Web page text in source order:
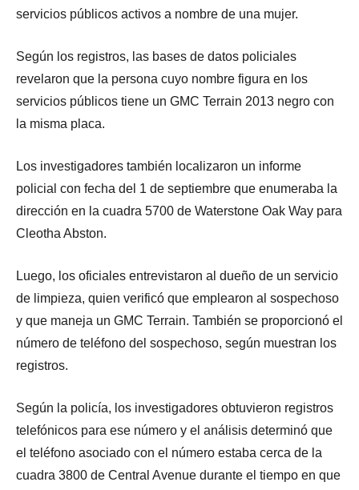
servicios públicos activos a nombre de una mujer.
Según los registros, las bases de datos policiales
revelaron que la persona cuyo nombre figura en los
servicios públicos tiene un GMC Terrain 2013 negro con
la misma placa.
Los investigadores también localizaron un informe
policial con fecha del 1 de septiembre que enumeraba la
dirección en la cuadra 5700 de Waterstone Oak Way para
Cleotha Abston.
Luego, los oficiales entrevistaron al dueño de un servicio
de limpieza, quien verificó que emplearon al sospechoso
y que maneja un GMC Terrain. También se proporcionó el
número de teléfono del sospechoso, según muestran los
registros.
Según la policía, los investigadores obtuvieron registros
telefónicos para ese número y el análisis determinó que
el teléfono asociado con el número estaba cerca de la
cuadra 3800 de Central Avenue durante el tiempo en que